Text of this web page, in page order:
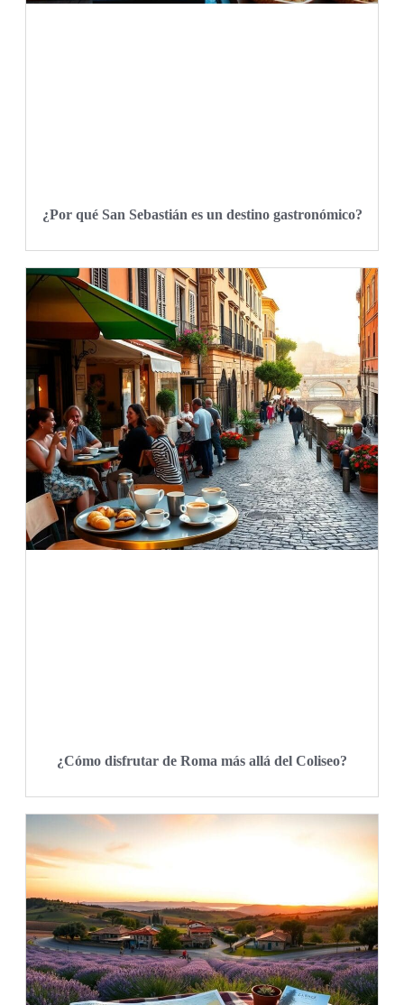
¿Por qué San Sebastián es un destino gastronómico?
¿Cómo disfrutar de Roma más allá del Coliseo?